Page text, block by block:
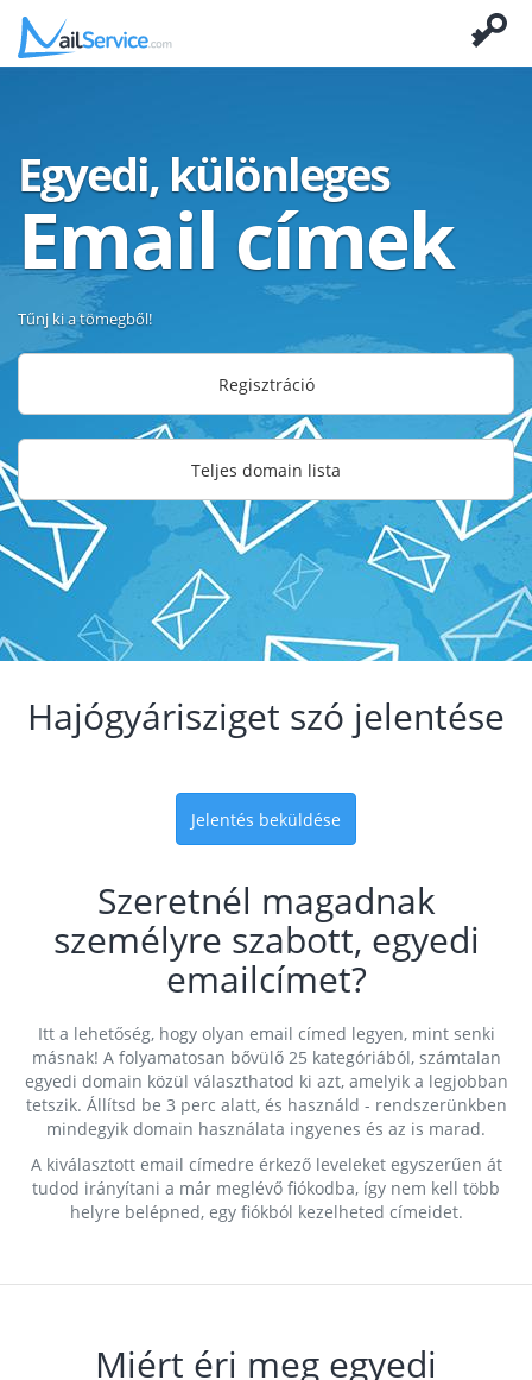
Egyedi, különleges
Email címek
Tűnj ki a tömegből!
Regisztráció
Teljes domain lista
Hajógyárisziget szó jelentése
Jelentés beküldése
Szeretnél magadnak
személyre szabott, egyedi
emailcímet?
Itt a lehetőség, hogy olyan email címed legyen, mint senki
másnak! A folyamatosan bővülő 25 kategóriából, számtalan
egyedi domain közül választhatod ki azt, amelyik a legjobban
tetszik. Állítsd be 3 perc alatt, és használd - rendszerünkben
mindegyik domain használata ingyenes és az is marad.
A kiválasztott email címedre érkező leveleket egyszerűen át
tudod irányítani a már meglévő fiókodba, így nem kell több
helyre belépned, egy fiókból kezelheted címeidet.
Miért éri meg egyedi